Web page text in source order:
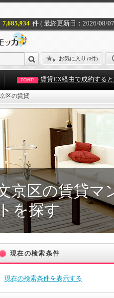
7,685,934 件 ( 最終更新日：2026/08/
お気に入り (0件)
POINT! 賃貸EX経由で成約する
区の賃貸
京区の賃貸マ
を探す
現在の検索条件
現在の検索条件を表示する